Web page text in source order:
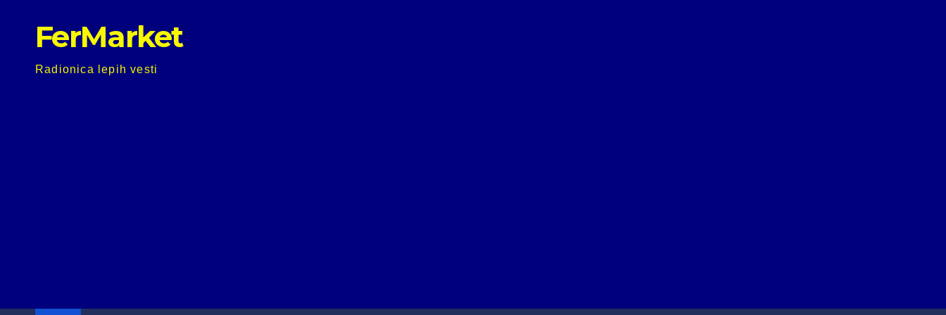
FerMarket
Radionica lepih vesti